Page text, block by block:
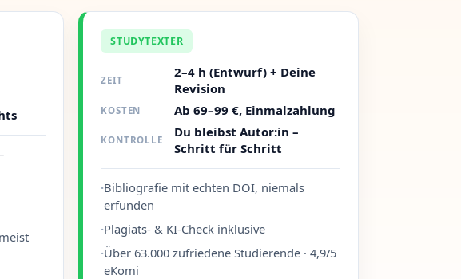
STUDYTEXTER
ZEIT
2–4 h (Entwurf) + Deine
Revision
KOSTEN Ab 69–99 €, Einmalzahlung
KONTROLLE
Du bleibst Autor:in –
Schritt für Schritt
·Bibliografie mit echten DOI, niemals
erfunden
·Plagiats- & KI-Check inklusive
·Über 63.000 zufriedene Studierende · 4,9/5
eKomi